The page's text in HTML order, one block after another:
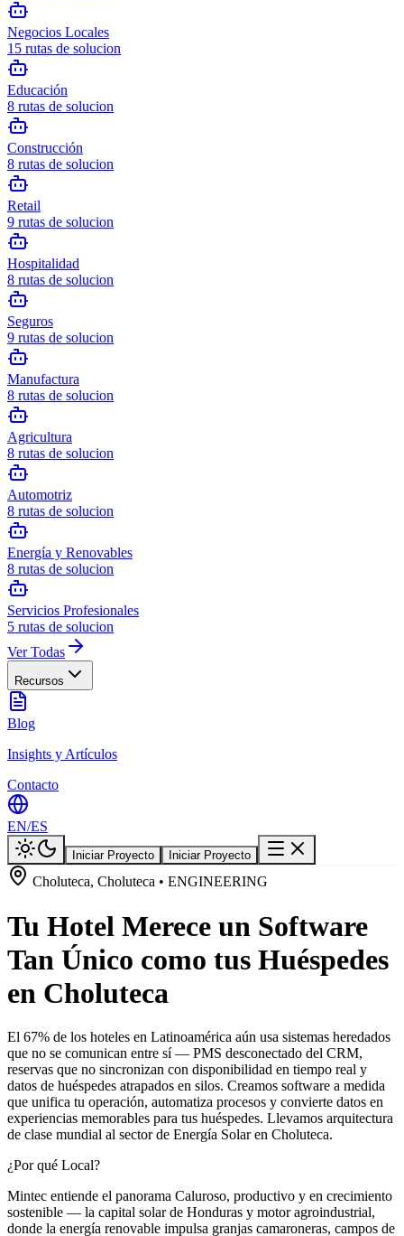
Negocios Locales
15 rutas de solucion
Educación
8 rutas de solucion
Construcción
8 rutas de solucion
Retail
9 rutas de solucion
Hospitalidad
8 rutas de solucion
Seguros
9 rutas de solucion
Manufactura
8 rutas de solucion
Agricultura
8 rutas de solucion
Automotriz
8 rutas de solucion
Energía y Renovables
8 rutas de solucion
Servicios Profesionales
5 rutas de solucion
Ver Todas
Recursos
Blog
Insights y Artículos
Contacto
EN/ES
Iniciar Proyecto Iniciar Proyecto
Choluteca, Choluteca • ENGINEERING
Tu Hotel Merece un Software
Tan Único como tus Huéspedes
en Choluteca
El 67% de los hoteles en Latinoamérica aún usa sistemas heredados
que no se comunican entre sí — PMS desconectado del CRM,
reservas que no sincronizan con disponibilidad en tiempo real y
datos de huéspedes atrapados en silos. Creamos software a medida
que unifica tu operación, automatiza procesos y convierte datos en
experiencias memorables para tus huéspedes. Llevamos arquitectura
de clase mundial al sector de Energía Solar en Choluteca.
¿Por qué Local?
Mintec entiende el panorama Caluroso, productivo y en crecimiento
sostenible — la capital solar de Honduras y motor agroindustrial,
donde la energía renovable impulsa granjas camaroneras, campos de